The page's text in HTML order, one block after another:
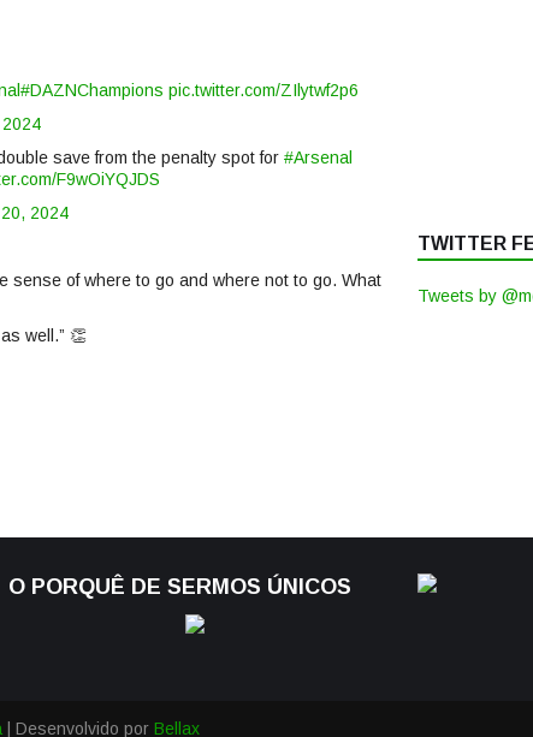
#DAZNChampions pic.twitter.com/ZIlytwf2p6
save from the penalty spot for #Arsenal
F9wOiYQJDS
2024
sense of where to go and where not to go. What
well.” 👏
TWITTER
Tweets by
O PORQUÊ DE SERMOS ÚNICOS
| Desenvolvido por Bellax